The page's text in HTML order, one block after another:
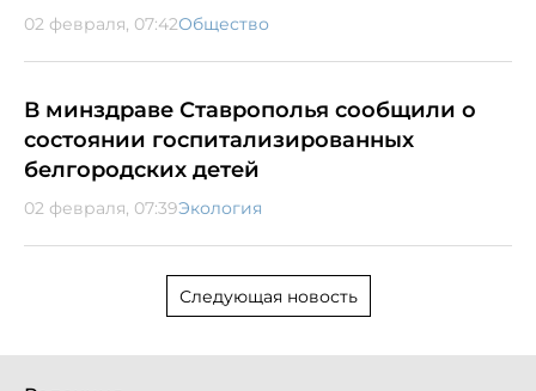
02 февраля, 07:42Общество
В минздраве Ставрополья сообщили о
состоянии госпитализированных
белгородских детей
02 февраля, 07:39Экология
Следующая новость